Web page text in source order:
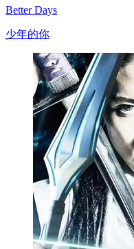
Better Days
少年的你